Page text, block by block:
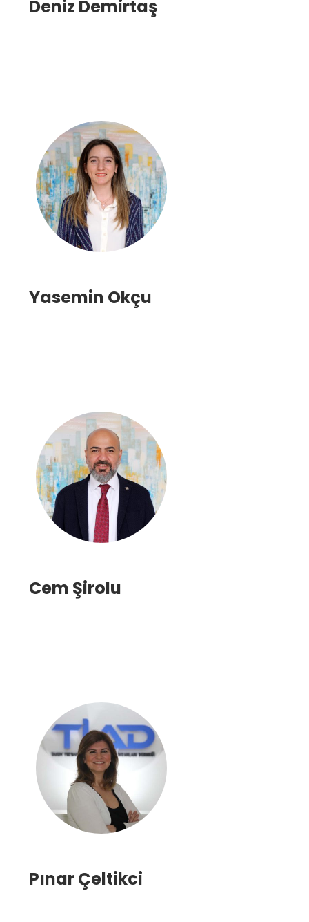
Deniz Demirtaş
Yasemin Okçu
Cem Şirolu
Pınar Çeltikci